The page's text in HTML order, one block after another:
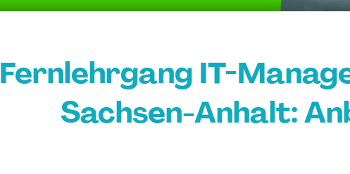
Fernlehrgang IT-
Sachsen-Anhalt: